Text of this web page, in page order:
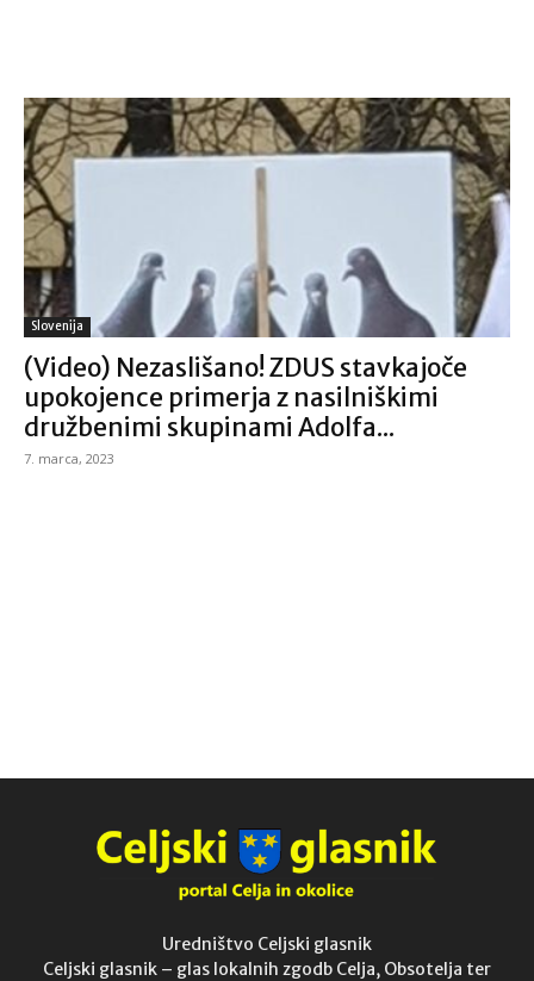
Slovenija
(Video) Nezaslišano! ZDUS stavkajoče
upokojence primerja z nasilniškimi
družbenimi skupinami Adolfa...
7. marca, 2023
Uredništvo Celjski glasnik
Celjski glasnik – glas lokalnih zgodb Celja, Obsotelja ter